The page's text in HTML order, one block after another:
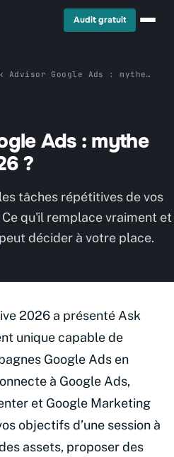
Audit gratuit
Advisor Google Ads : mythe
Ads : mythe
?
tâches répétitives de vos
qu'il remplace vraiment et
décider à votre place.
2026 a présenté Ask
unique capable de
Google Ads en
à Google Ads,
et Google Marketing
objectifs d’une session à
assets, proposer des